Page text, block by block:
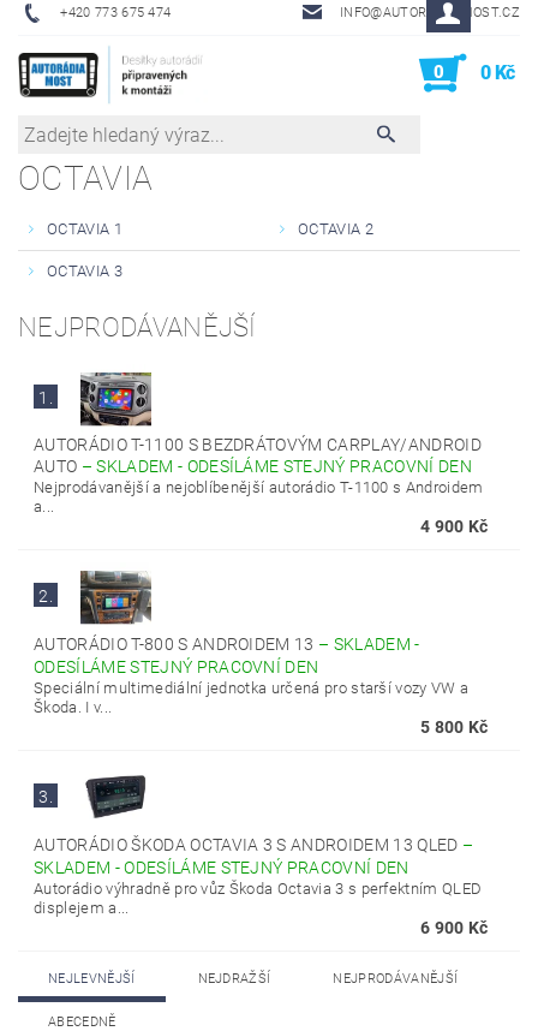
+420 773 675 474 INFO@AUTORADIA-MOST.CZ
0 0 Kč
OCTAVIA
OCTAVIA 1 OCTAVIA 2
OCTAVIA 3
NEJPRODÁVANĚJŠÍ
1.
AUTORÁDIO T-1100 S BEZDRÁTOVÝM CARPLAY/ANDROID
AUTO –SKLADEM - ODESÍLÁME STEJNÝ PRACOVNÍ DEN
Nejprodávanější a nejoblíbenější autorádio T-1100 s Androidem
a...
4 900 Kč
2.
AUTORÁDIO T-800 S ANDROIDEM 13 – SKLADEM -
ODESÍLÁME STEJNÝ PRACOVNÍ DEN
Speciální multimediální jednotka určená pro starší vozy VW a
Škoda. I v...
5 800 Kč
3.
AUTORÁDIO ŠKODA OCTAVIA 3 S ANDROIDEM 13 QLED –
SKLADEM - ODESÍLÁME STEJNÝ PRACOVNÍ DEN
Autorádio výhradně pro vůz Škoda Octavia 3 s perfektním QLED
displejem a...
6 900 Kč
NEJLEVNĚJŠÍ NEJDRAŽŠÍ NEJPRODÁVANĚJŠÍ
ABECEDNĚ